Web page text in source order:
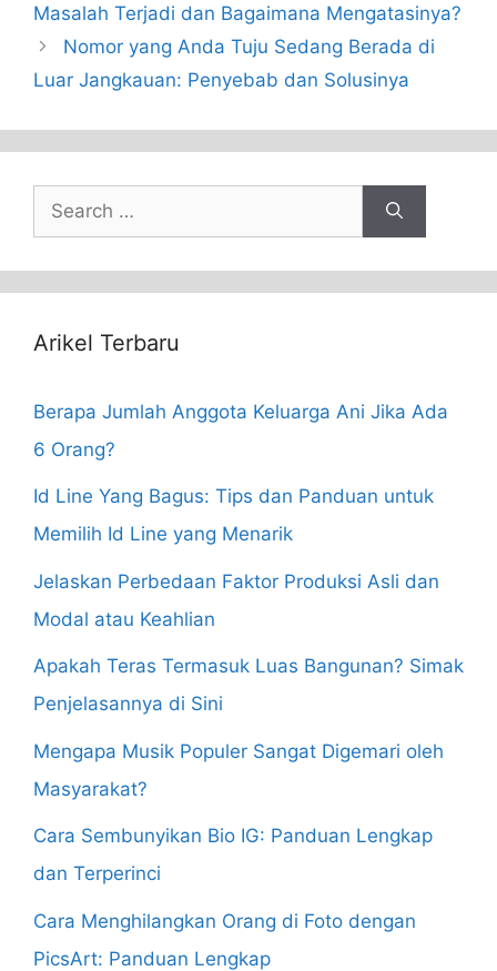
Masalah Terjadi dan Bagaimana Mengatasinya?
Nomor yang Anda Tuju Sedang Berada di
Luar Jangkauan: Penyebab dan Solusinya
Search
for:
Arikel Terbaru
Berapa Jumlah Anggota Keluarga Ani Jika Ada
6 Orang?
Id Line Yang Bagus: Tips dan Panduan untuk
Memilih Id Line yang Menarik
Jelaskan Perbedaan Faktor Produksi Asli dan
Modal atau Keahlian
Apakah Teras Termasuk Luas Bangunan? Simak
Penjelasannya di Sini
Mengapa Musik Populer Sangat Digemari oleh
Masyarakat?
Cara Sembunyikan Bio IG: Panduan Lengkap
dan Terperinci
Cara Menghilangkan Orang di Foto dengan
PicsArt: Panduan Lengkap